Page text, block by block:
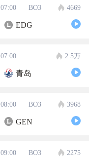
07:00 BO3 4669
EDG
07:00 2.5万
青岛
08:00 BO3 3968
GEN
09:00 BO3 2275